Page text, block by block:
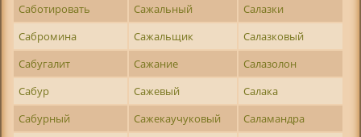
Саботировать
Сажальный
Салазки
Сабромина
Сажальщик
Салазковый
Сабугалит
Сажание
Салазолон
Сабур
Сажевый
Салака
Сабурный
Сажекаучуковый
Саламандра